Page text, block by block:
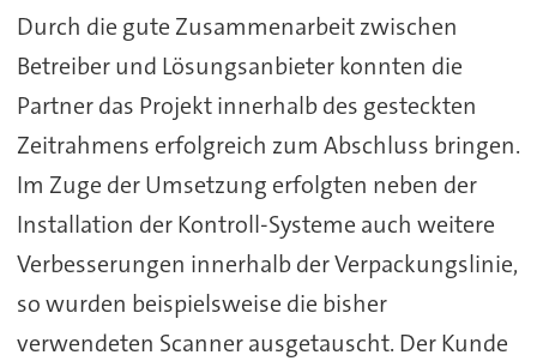
Durch die gute Zusammenarbeit zwischen
Betreiber und Lösungsanbieter konnten die
Partner das Projekt innerhalb des gesteckten
Zeitrahmens erfolgreich zum Abschluss bringen.
Im Zuge der Umsetzung erfolgten neben der
Installation der Kontroll-Systeme auch weitere
Verbesserungen innerhalb der Verpackungslinie,
so wurden beispielsweise die bisher
verwendeten Scanner ausgetauscht. Der Kunde